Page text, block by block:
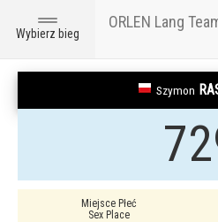
Toggle
navigation
Wybierz bieg
ORLEN Lang
Szymon
Miejsce Płeć
Sex Place